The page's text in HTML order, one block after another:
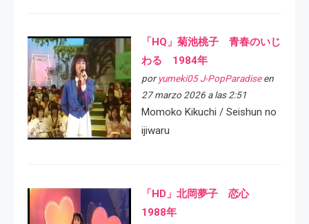
「HQ」菊池桃子 青春のいじ
わる 1984年
por yumeki05 J-PopParadiseen
27 marzo 2026 a las 2:51
Momoko Kikuchi / Seishun no
ijiwaru
「HD」北岡夢子 恋心
1988年